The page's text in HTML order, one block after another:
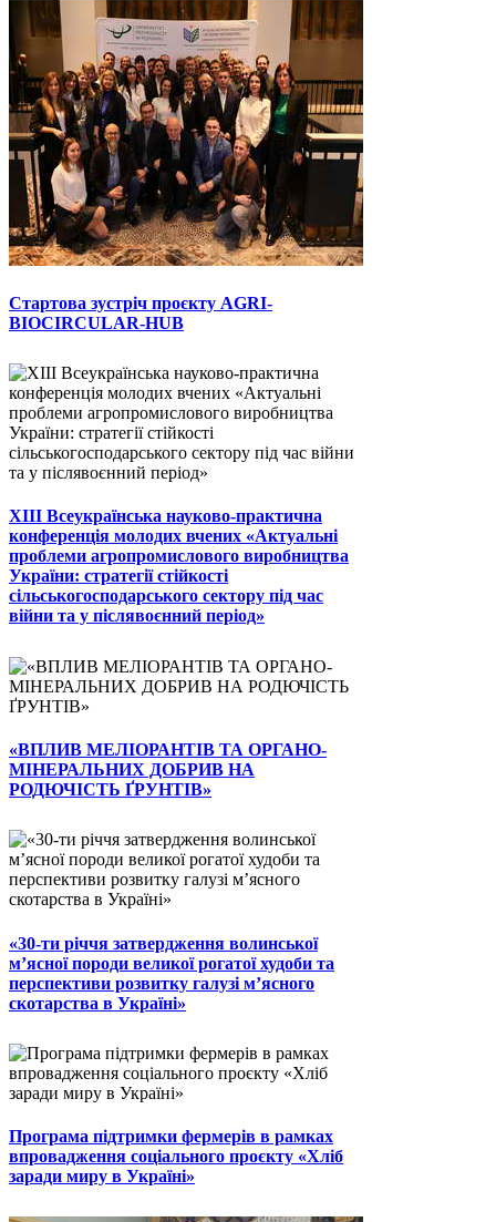
Стартова зустріч проєкту AGRI-
BIOCIRCULAR-HUB
ХІІІ Всеукраїнська науково-практична
конференція молодих вчених «Актуальні
проблеми агропромислового виробництва
України: стратегії стійкості
сільськогосподарського сектору під час
війни та у післявоєнний період»
«ВПЛИВ МЕЛІОРАНТІВ ТА ОРГАНО-
МІНЕРАЛЬНИХ ДОБРИВ НА
РОДЮЧІСТЬ ҐРУНТІВ»
«30-ти річчя затвердження волинської
м’ясної породи великої рогатої худоби та
перспективи розвитку галузі м’ясного
скотарства в Україні»
Програма підтримки фермерів в рамках
впровадження соціального проєкту «Хліб
заради миру в Україні»